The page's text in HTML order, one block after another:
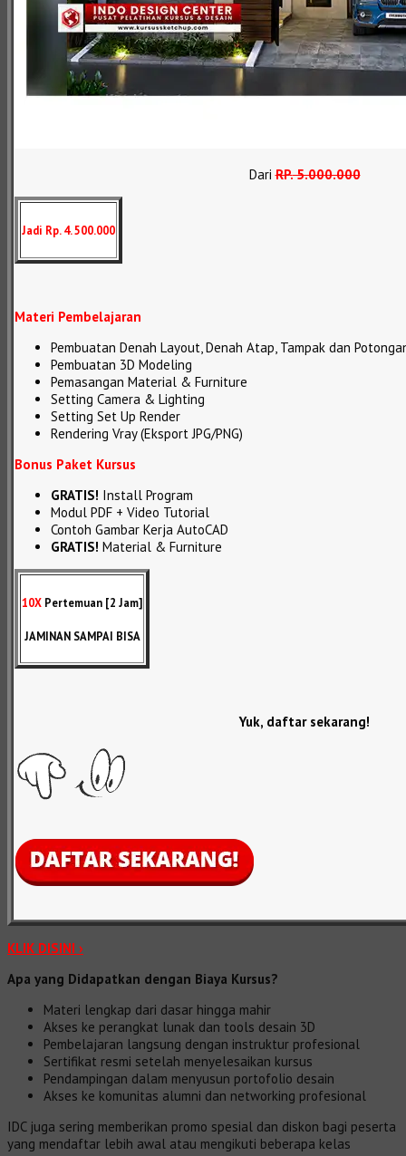
DariRP.5.000.000
Jadi Rp. 4. 500.000
Materi Pembelajaran
Pembuatan Denah Layout, Denah Atap, Tampak dan
Pembuatan 3D Modeling
Pemasangan Material & Furniture
Setting Camera & Lighting
Setting Set Up Render
Rendering Vray (Eksport JPG/PNG)
Bonus Paket Kursus
GRATIS! Install Program
Modul PDF + Video Tutorial
Contoh Gambar Kerja AutoCAD
GRATIS! Material & Furniture
10X Pertemuan [2 Jam]
JAMINAN SAMPAI BISA
Yuk, daftar sekarang!
KLIK DISINI ›
Apa yang Didapatkan dengan Biaya Kursus?
Materi lengkap dari dasar hingga mahir
Akses ke perangkat lunak dan tools desain 3D
Pembelajaran langsung dengan instruktur profesional
Sertifikat resmi setelah menyelesaikan kursus
Pendampingan dalam menyusun portofolio desain
Akses ke komunitas alumni dan networking profesional
IDC juga sering memberikan promo spesial dan diskon bagi peserta
yang mendaftar lebih awal atau mengikuti beberapa kelas